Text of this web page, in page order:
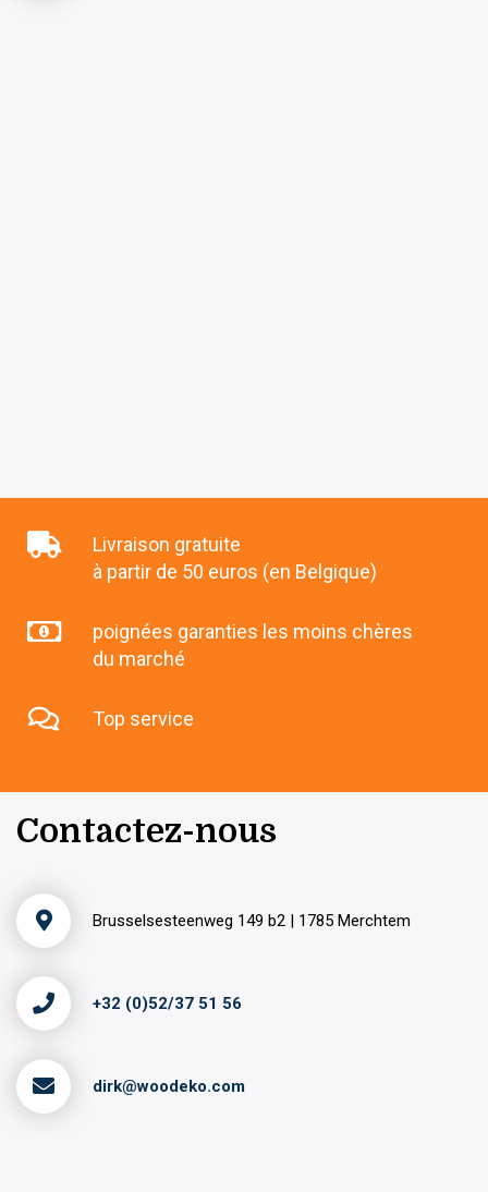
Livraison gratuite
à partir de 50 euros (en Belgique)
poignées garanties les moins chères
du marché
Top service
Contactez-nous
Brusselsesteenweg 149 b2 | 1785 Merchtem
+32 (0)52/37 51 56
dirk@woodeko.com